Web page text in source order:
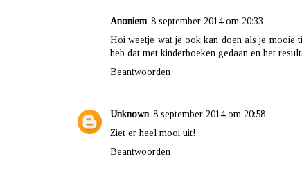
Anoniem 8 september 2014 om 20:33
Hoi weetje wat je ook kan doen als je mooie
heb dat met kinderboeken gedaan en het
Beantwoorden
Unknown 8 september 2014 om 20:58
Ziet er heel mooi uit!
Beantwoorden